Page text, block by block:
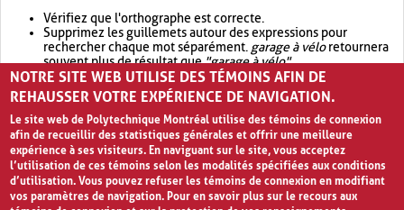
Vérifiez que l'orthographe est correcte.
Supprimez les guillemets autour des expressions pour
rechercher chaque mot séparément. garage à véloretournera
souvent plus de résultat que"garage à vélo".
Envisagez d'élargir votre recherche avec OR.garage OR vélo
retournera souvent plus de résultat quegarage à vélo
NOTRE SITE WEB UTILISE DES TÉMOINS AFIN DE
REHAUSSER VOTRE EXPÉRIENCE DE NAVIGATION.
Le site web de Polytechnique Montréal utilise des témoins de connexion
afin de recueillir des statistiques générales et offrir une meilleure
expérience à ses visiteurs. En naviguant sur le site, vous acceptez
l’utilisation de ces témoins selon les modalités spécifiées aux conditions
d’utilisation. Vous pouvez refuser les témoins de connexion en modifiant
vos paramètres de navigation. Pour en savoir plus sur le recours aux